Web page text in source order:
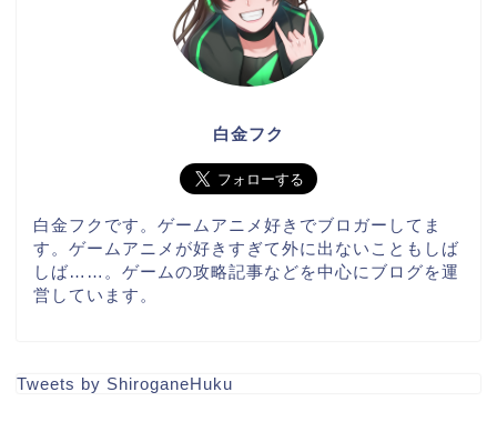
白金フク
白金フクです。ゲームアニメ好きでブロガーしてま
す。ゲームアニメが好きすぎて外に出ないこともしば
しば……。ゲームの攻略記事などを中心にブログを運
営しています。
Tweets by ShiroganeHuku